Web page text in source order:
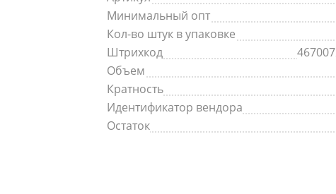
Минимальный опт
Кол-во штук в упаковке
Штрихкод
Объем
Кратность
Идентификатор вендора
Остаток